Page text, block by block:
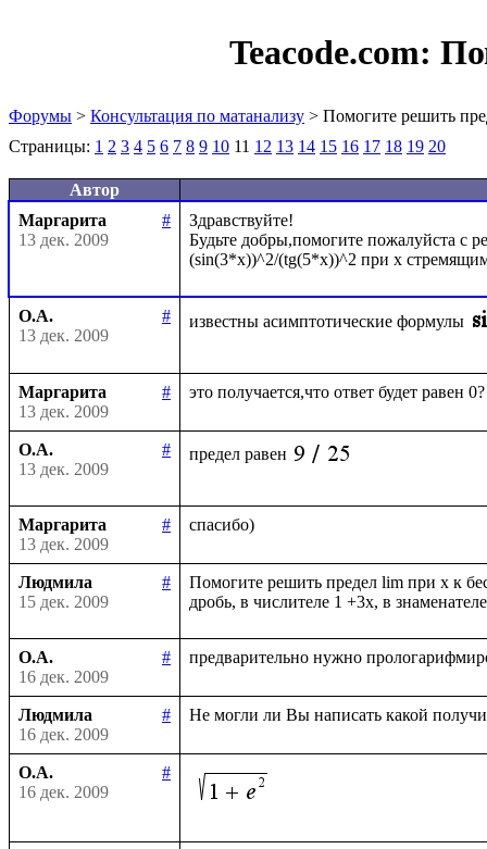
Teacode.com:
Форумы > Консультация по матанализу > Помогите решить
Страницы: 1 2 3 4 5 6 7 8 9 10 11 12 13 14 15 16 17 18 19 20
Автор
Маргарита
#
13 дек. 2009
Здравствуйте!
Будьте добры,помогите пожалуйста с
О.А.
#
13 дек. 2009
известны асимптотические формулы
Маргарита
#
13 дек. 2009
О.А.
#
13 дек. 2009
предел равен
Маргарита
#
13 дек. 2009
Людмила
#
15 дек. 2009
Помогите решить предел lim при х к
О.А.
#
16 дек. 2009
Людмила
#
16 дек. 2009
О.А.
#
16 дек. 2009